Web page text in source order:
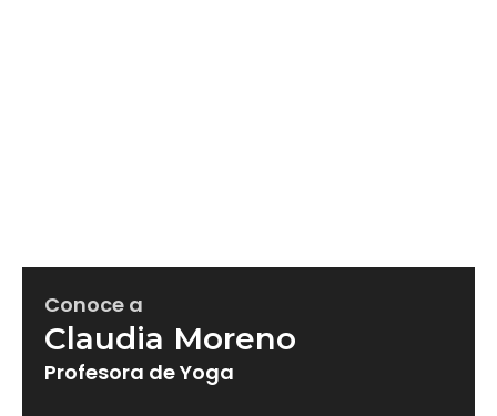
Conoce a
Claudia Moreno
Profesora de Yoga